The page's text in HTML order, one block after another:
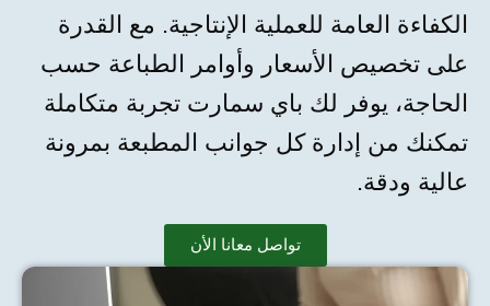
الكفاءة العامة للعملية الإنتاجية. مع القدرة
على تخصيص الأسعار وأوامر الطباعة حسب
الحاجة، يوفر لك باي سمارت تجربة متكاملة
تمكنك من إدارة كل جوانب المطبعة بمرونة
عالية ودقة.
تواصل معانا الأن